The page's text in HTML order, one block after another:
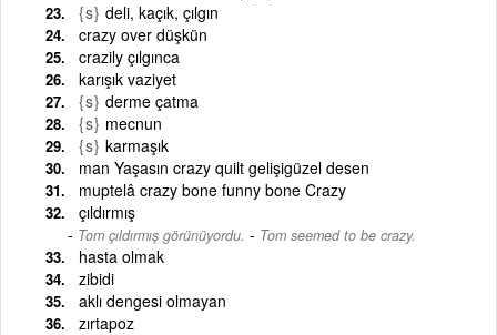
{s} deli, kaçık, çılgın
crazy over düşkün
crazily çılgınca
karışık vaziyet
{s} derme çatma
{s} mecnun
{s} karmaşık
man Yaşasın crazy quilt gelişigüzel desen
muptelâ crazy bone funny bone Crazy
çıldırmış
Tom çıldırmış görünüyordu. - Tom seemed to be crazy.
hasta olmak
zibidi
aklı dengesi olmayan
zırtapoz